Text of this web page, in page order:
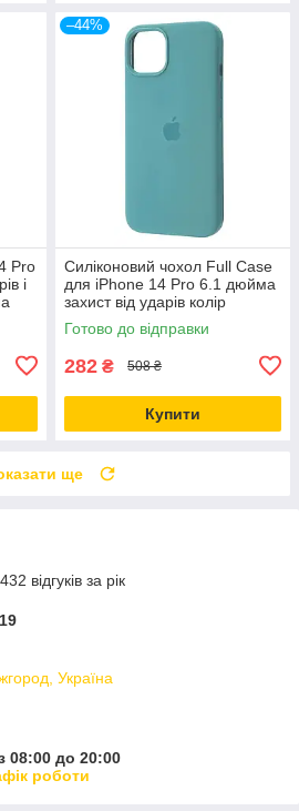
Pro
і
–44%
Силіконовий чохол Full Case
для iPhone 14 Pro 6.1 дюйма
захист від ударів колір
Фісташковий
Готово до відправки
282 ₴ 508 ₴
Купити
ще
відгуків за рік
Україна
08:00 до 20:00
роботи